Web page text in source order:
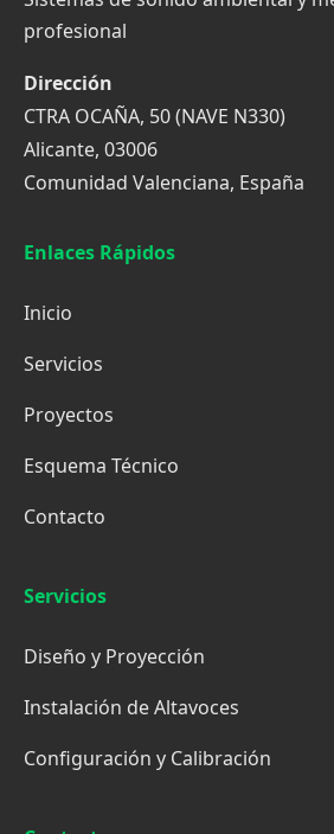
profesional
Dirección
CTRA OCAÑA, 50 (NAVE N330)
Alicante, 03006
Comunidad Valenciana, España
Enlaces Rápidos
Inicio
Servicios
Proyectos
Esquema Técnico
Contacto
Servicios
Diseño y Proyección
Instalación de Altavoces
Configuración y Calibración